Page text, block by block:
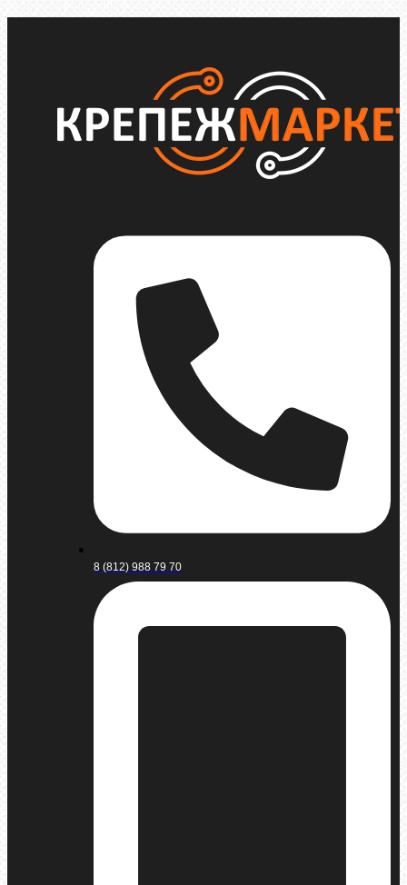
8 (812) 988 79 70